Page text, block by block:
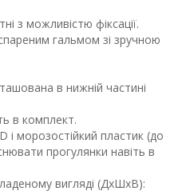
з можливістю фіксації.
гальмом зі зручною
в нижній частині
в комплект.
і морозостійкий пластик (до
прогулянки навіть в
вигляді (ДхШхВ):